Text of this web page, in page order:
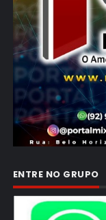
ENTRE NO GRUPO